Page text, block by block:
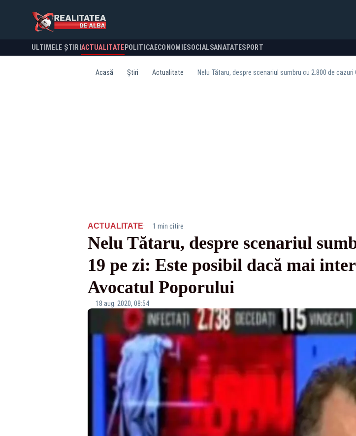
ULTIMELE ȘTIRI ACTUALITATE POLITICA ECONOMIESOCIALSANATATESPORT
Acasă Știri Actualitate
ACTUALITATE· 1 min citire
Nelu Tătaru, despre scenariul
19 pe zi: Este posibil dacă mai
Avocatul Poporului
18 aug. 2020, 08:54